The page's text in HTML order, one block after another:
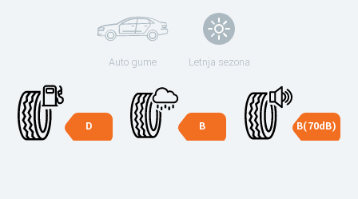
Auto gume Letnja sezona
D B B(70dB)